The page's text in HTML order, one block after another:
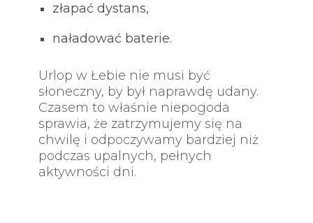
złapać dystans,
naładować baterie.
Urlop w Łebie nie musi być
słoneczny, by był naprawdę udany.
Czasem to właśnie niepogoda
sprawia, że zatrzymujemy się na
chwilę i odpoczywamy bardziej niż
podczas upalnych, pełnych
aktywności dni.